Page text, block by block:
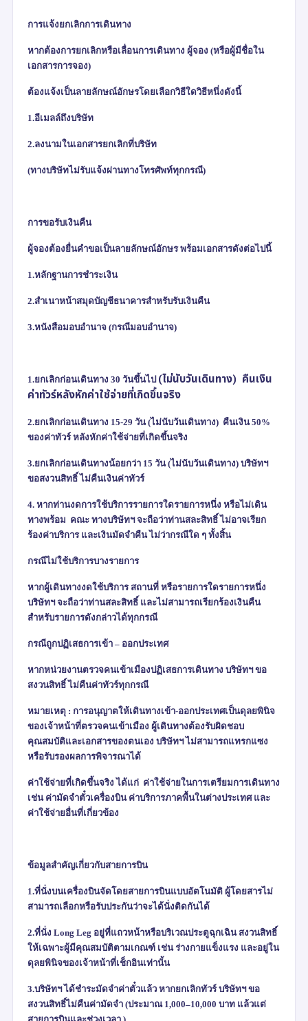
การแจ้งยกเลิกการเดินทาง
หากต้องการยกเลิกหรือเลื่อนการเดินทาง ผู้จอง (หรือผู้มีชื่อใน
เอกสารการจอง)
ต้องแจ้งเป็นลายลักษณ์อักษรโดยเลือกวิธีใดวิธีหนึ่งดังนี้
1.อีเมลล์ถึงบริษัท
2.ลงนามในเอกสารยกเลิกที่บริษัท
(ทางบริษัทไม่รับแจ้งผ่านทางโทรศัพท์ทุกกรณี)
การขอรับเงินคืน
ผู้จองต้องยื่นคำขอเป็นลายลักษณ์อักษร พร้อมเอกสารดังต่อไปนี้
1.หลักฐานการชำระเงิน
2.สำเนาหน้าสมุดบัญชีธนาคารสำหรับรับเงินคืน
3.หนังสือมอบอำนาจ (กรณีมอบอำนาจ)
1.ยกเลิกก่อนเดินทาง 30 วันขึ้นไป (ไม่นับวันเดินทาง) คืนเงิน
ค่าทัวร์หลังหักค่าใช้จ่ายที่เกิดขึ้นจริง
2.ยกเลิกก่อนเดินทาง 15-29 วัน(ไม่นับวันเดินทาง) คืนเงิน50%
ของค่าทัวร์ หลังหักค่าใช้จ่ายที่เกิดขึ้นจริง
3.ยกเลิกก่อนเดินทางน้อยกว่า 15 วัน(ไม่นับวันเดินทาง) บริษัทฯ
ขอสงวนสิทธิ์ ไม่คืนเงินค่าทัวร์
4. หากท่านงดการใช้บริการรายการใดรายการหนึ่ง หรือไม่เดิน
ทางพร้อม คณะ ทางบริษัทฯ จะถือว่าท่านสละสิทธิ์ ไม่อาจเรียก
ร้องค่าบริการ และเงินมัดจำคืน ไม่ว่ากรณีใด ๆ ทั้งสิ้น
กรณีไม่ใช้บริการบางรายการ
หากผู้เดินทางงดใช้บริการ สถานที่ หรือรายการใดรายการหนึ่ง
บริษัทฯ จะถือว่าท่านสละสิทธิ์ และไม่สามารถเรียกร้องเงินคืน
สำหรับรายการดังกล่าวได้ทุกกรณี
กรณีถูกปฏิเสธการเข้า – ออกประเทศ
หากหน่วยงานตรวจคนเข้าเมืองปฏิเสธการเดินทาง บริษัทฯ ขอ
สงวนสิทธิ์ ไม่คืนค่าทัวร์ทุกกรณี
หมายเหตุ : การอนุญาตให้เดินทางเข้า-ออกประเทศเป็นดุลยพินิจ
ของเจ้าหน้าที่ตรวจคนเข้าเมือง ผู้เดินทางต้องรับผิดชอบ
คุณสมบัติและเอกสารของตนเอง บริษัทฯ ไม่สามารถแทรกแซง
หรือรับรองผลการพิจารณาได้
ค่าใช้จ่ายที่เกิดขึ้นจริง ได้แก่ ค่าใช้จ่ายในการเตรียมการเดินทาง
เช่น ค่ามัดจำตั๋วเครื่องบิน ค่าบริการภาคพื้นในต่างประเทศ และ
ค่าใช้จ่ายอื่นที่เกี่ยวข้อง
ข้อมูลสำคัญเกี่ยวกับสายการบิน
1.ที่นั่งบนเครื่องบินจัดโดยสายการบินแบบอัตโนมัติ ผู้โดยสารไม่
สามารถเลือกหรือรับประกันว่าจะได้นั่งติดกันได้
2.ที่นั่ง Long Leg อยู่ที่แถวหน้าหรือบริเวณประตูฉุกเฉิน สงวนสิทธิ์
ให้เฉพาะผู้มีคุณสมบัติตามเกณฑ์ เช่น ร่างกายแข็งแรง และอยู่ใน
ดุลยพินิจของเจ้าหน้าที่เช็กอินเท่านั้น
3.บริษัทฯ ได้ชำระมัดจำค่าตั๋วแล้ว หากยกเลิกทัวร์ บริษัทฯ ขอ
สงวนสิทธิ์ไม่คืนค่ามัดจำ (ประมาณ 1,000–10,000 บาท แล้วแต่